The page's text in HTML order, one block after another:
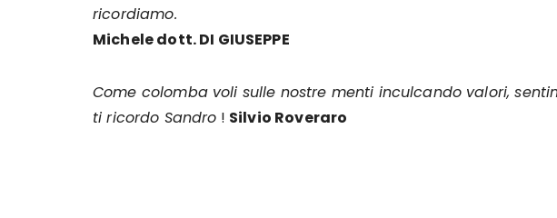
ricordiamo.
Michele dott. DI GIUSEPPE
Come colomba voli sulle nostre menti inculcando valori,
ti ricordo Sandro ! Silvio Roveraro